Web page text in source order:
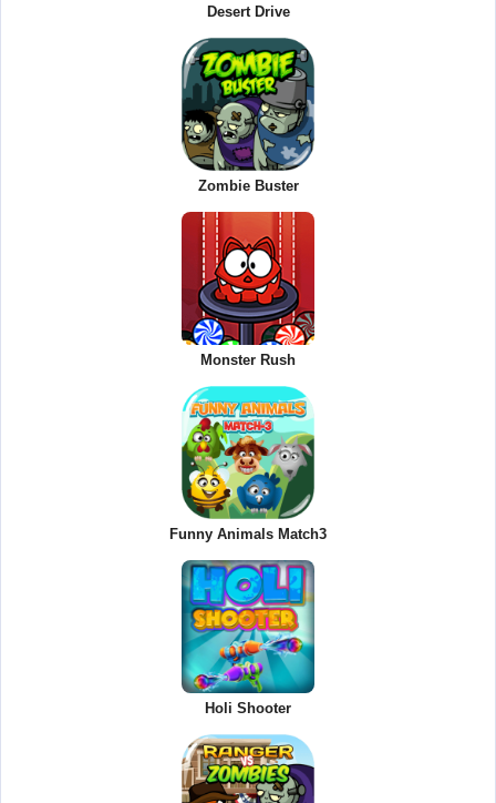
Desert Drive
Zombie Buster
Monster Rush
Funny Animals Match3
Holi Shooter